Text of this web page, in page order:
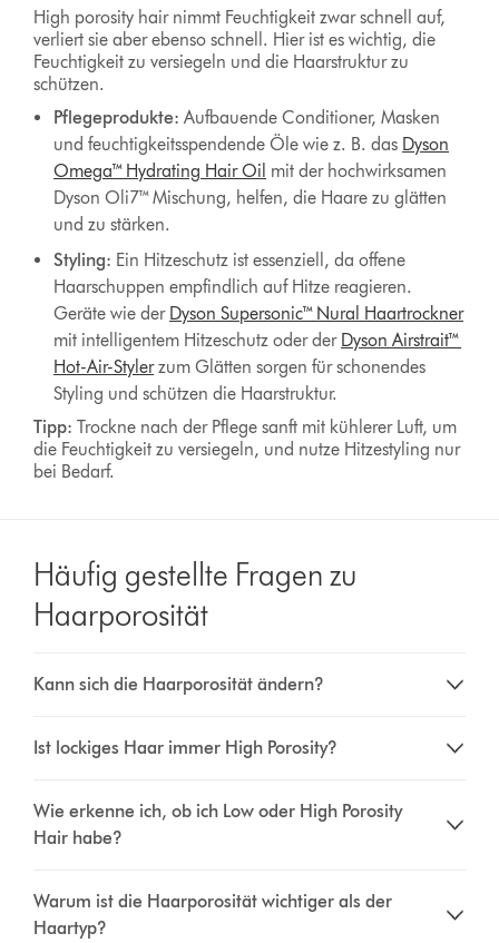
High porosity hair nimmt Feuchtigkeit zwar schnell auf,
verliert sie aber ebenso schnell. Hier ist es wichtig, die
Feuchtigkeit zu versiegeln und die Haarstruktur zu
schützen.
Pflegeprodukte:Aufbauende Conditioner, Masken
und feuchtigkeitsspendende Öle wie z. B. das Dyson
Omega™ Hydrating Hair Oil mit der hochwirksamen
Dyson Oli7™ Mischung, helfen, die Haare zu glätten
und zu stärken.
Styling: Ein Hitzeschutz ist essenziell, da offene
Haarschuppen empfindlich auf Hitze reagieren.
Geräte wie der Dyson Supersonic™ Nural Haartrockner
mit intelligentem Hitzeschutz oder der Dyson Airstrait™
Hot-Air-Stylerzum Glätten sorgen für schonendes
Styling und schützen die Haarstruktur.
Tipp: Trockne nach der Pflege sanft mit kühlerer Luft, um
die Feuchtigkeit zu versiegeln, und nutze Hitzestyling nur
bei Bedarf.
Häufig gestellte Fragen zu
Haarporosität
Kann sich die Haarporosität ändern?
Ist lockiges Haar immer High Porosity?
Wie erkenne ich, ob ich Low oder High Porosity
Hair habe?
Warum ist die Haarporosität wichtiger als der
Haartyp?